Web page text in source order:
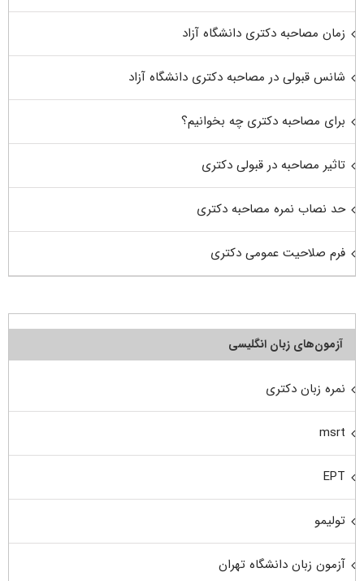
زمان مصاحبه دکتری دانشگاه آزاد
شانس قبولی در مصاحبه دکتری دانشگاه آزاد
برای مصاحبه دکتری چه بخوانیم؟
تاثیر مصاحبه در قبولی دکتری
حد نصاب نمره مصاحبه دکتری
فرم صلاحیت عمومی دکتری
آزمون‌های زبان انگلیسی
نمره زبان دکتری
msrt
EPT
تولیمو
آزمون زبان دانشگاه تهران